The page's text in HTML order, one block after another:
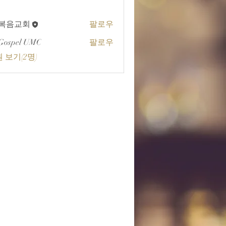
회
음교회
팔로우
UMC
팔로우
보기(2명)